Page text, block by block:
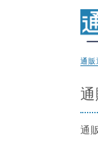
通販
通